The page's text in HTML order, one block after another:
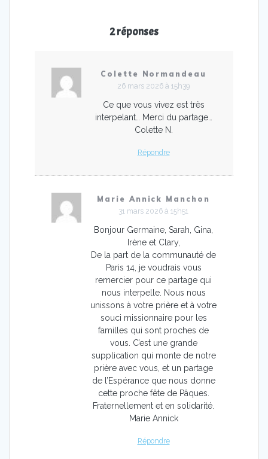
2 réponses
Colette Normandeau
26 mars 2026 à 15h39
Ce que vous vivez est très
interpelant… Merci du partage…
Colette N.
Répondre
Marie Annick Manchon
31 mars 2026 à 15h51
Bonjour Germaine, Sarah, Gina,
Irène et Clary,
De la part de la communauté de
Paris 14, je voudrais vous
remercier pour ce partage qui
nous interpelle. Nous nous
unissons à votre prière et à votre
souci missionnaire pour les
familles qui sont proches de
vous. C’est une grande
supplication qui monte de notre
prière avec vous, et un partage
de l’Espérance que nous donne
cette proche fête de Pâques.
Fraternellement et en solidarité.
Marie Annick
Répondre